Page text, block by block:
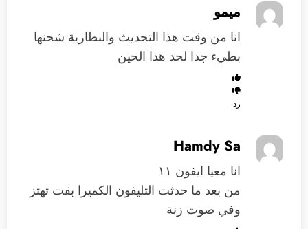
ميمو
انا من وقت هذا التحديث والبطارية شحنها
بطيء جدا لحد هذا الحين
رد
Hamdy Sa
انا معيا ايفون ١١
من بعد ما حدثت التليفون الكميرا بقت تهتز
وفي صوت زنة